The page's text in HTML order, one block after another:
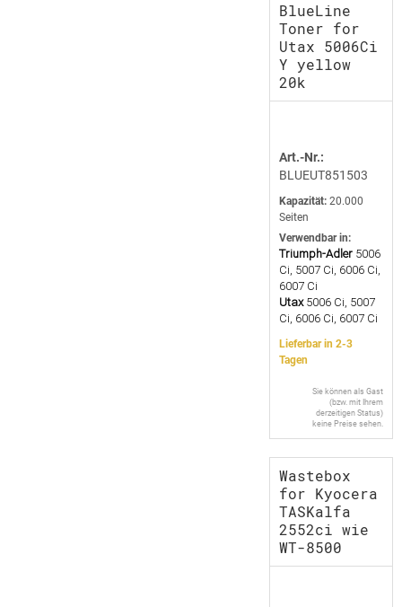
BlueLine
Toner for
Utax 5006Ci
Y yellow
20k
Art.-Nr.:
BLUEUT851503
Kapazität: 20.000
Seiten
Verwendbar in:
Triumph-Adler 5006
Ci, 5007 Ci, 6006 Ci,
6007 Ci
Utax5006 Ci, 5007
Ci, 6006 Ci, 6007 Ci
Lieferbar in 2-3
Tagen
Sie können als Gast
(bzw. mit Ihrem
derzeitigen Status)
keine Preise sehen.
Wastebox
for Kyocera
TASKalfa
2552ci wie
WT-8500